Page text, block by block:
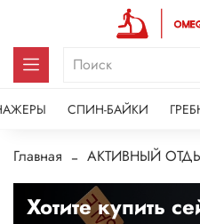
СПИН-БАЙКИ
Главная АКТИВНЫЙ
Хотите купить